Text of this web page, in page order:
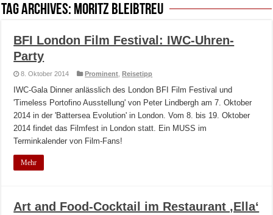
Tag Archives: moritz bleibtreu
BFI London Film Festival: IWC-Uhren-
Party
8. Oktober 2014 Prominent ,Reisetipp
IWC-Gala Dinner anlässlich des London BFI Film Festival und
'Timeless Portofino Ausstellung' von Peter Lindbergh am 7. Oktober
2014 in der 'Battersea Evolution' in London. Vom 8. bis 19. Oktober
2014 findet das Filmfest in London statt. Ein MUSS im
Terminkalender von Film-Fans!
Mehr
Art and Food-Cocktail im Restaurant ‚Ella‘